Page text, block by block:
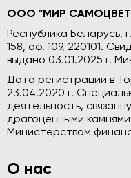
ООО "МИР
Республика Беларусь,
158, оф. 109, 220101.
выдано 03.01.2025 г.
Дата регистрации в
23.04.2020 г.
деятельность,
драгоценными
Министерством
О нас